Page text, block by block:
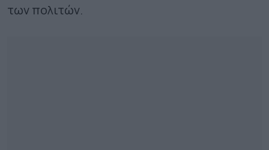
των πολιτών.